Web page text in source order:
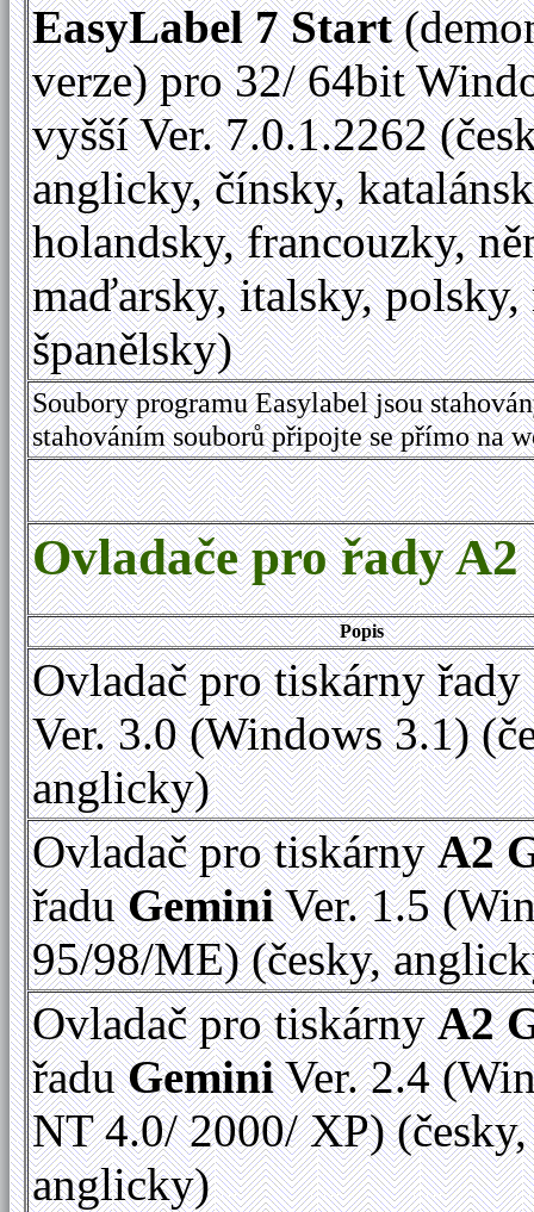
EasyLabel 7 Start
verze) pro 32/ 64bit
vyšší Ver. 7.0.1.2262
anglicky, čínsky,
holandsky, francouzky,
maďarsky, italsky, polsky,
španělsky)
Soubory programu Easylabel jsou
stahováním souborů připojte se přímo na
Ovladače pro řady
Popis
Ovladač pro tiskárny řady
Ver. 3.0 (Windows 3.1)
anglicky)
Ovladač pro tiskárnyA2
řaduGeminiVer. 1.5
95/98/ME) (česky,
Ovladač pro tiskárnyA2
řaduGeminiVer. 2.4
NT 4.0/ 2000/ XP) (česky,
anglicky)